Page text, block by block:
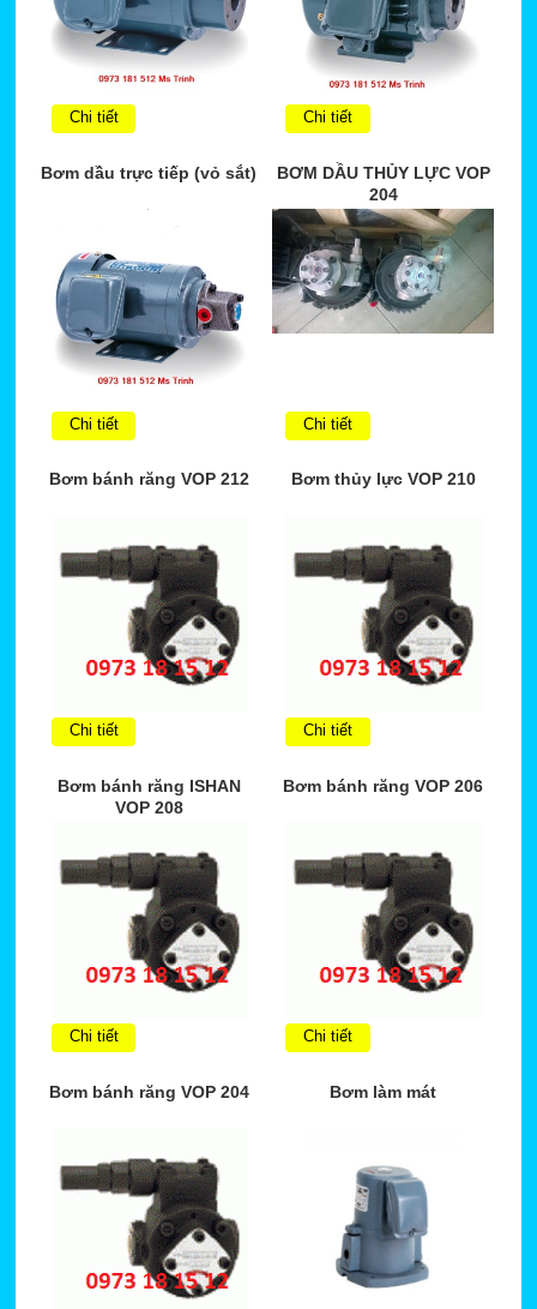
Chi tiết Chi tiết
Bơm dầu trực tiếp (vỏ sắt)
Chi tiết
BƠM DẦU THỦY LỰC VOP
204
Chi tiết
Bơm bánh răng VOP 212
Chi tiết
Bơm thủy lực VOP 210
Chi tiết
Bơm bánh răng ISHAN
VOP 208
Chi tiết
Bơm bánh răng VOP 206
Chi tiết
Bơm bánh răng VOP 204 Bơm làm mát